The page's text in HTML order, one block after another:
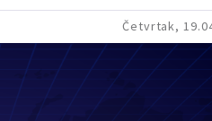
Četvrtak,